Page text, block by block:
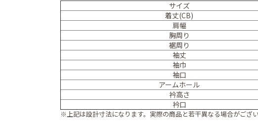
サイズ
着丈(CB)
肩幅
胸周り
裾周り
袖丈
袖巾
袖口
アームホール
衿高さ
衿口
※上記は設計寸法になります。実際の商品と若干異なる場合がござい